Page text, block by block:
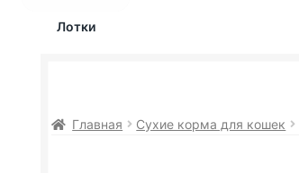
Лотки
Главная Сухие корма для кошек